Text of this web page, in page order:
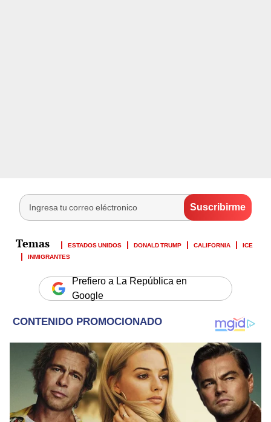
ESTADOS UNIDOS DONALD TRUMP CALIFORNIA
ICE
INMIGRANTES
Prefiero a La República en
Google